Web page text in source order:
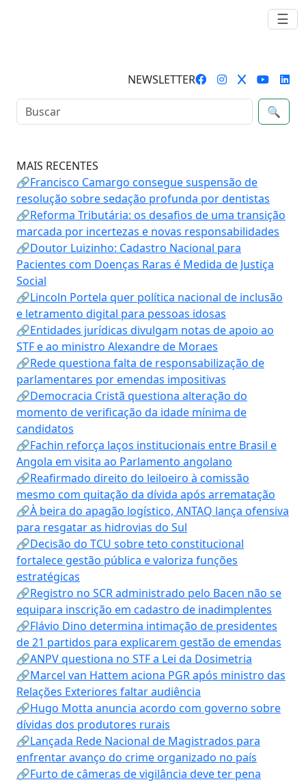
☰
NEWSLETTER
🔍
MAIS RECENTES
🔗Francisco Camargo consegue suspensão de
resolução sobre sedação profunda por dentistas
🔗Reforma Tributária: os desafios de uma transição
marcada por incertezas e novas responsabilidades
🔗Doutor Luizinho: Cadastro Nacional para
Pacientes com Doenças Raras é Medida de Justiça
Social
🔗Lincoln Portela quer política nacional de inclusão
e letramento digital para pessoas idosas
🔗Entidades jurídicas divulgam notas de apoio ao
STF e ao ministro Alexandre de Moraes
🔗Rede questiona falta de responsabilização de
parlamentares por emendas impositivas
🔗Democracia Cristã questiona alteração do
momento de verificação da idade mínima de
candidatos
🔗Fachin reforça laços institucionais entre Brasil e
Angola em visita ao Parlamento angolano
🔗Reafirmado direito do leiloeiro à comissão
mesmo com quitação da dívida após arrematação
🔗À beira do apagão logístico, ANTAQ lança ofensiva
para resgatar as hidrovias do Sul
🔗Decisão do TCU sobre teto constitucional
fortalece gestão pública e valoriza funções
estratégicas
🔗Registro no SCR administrado pelo Bacen não se
equipara inscrição em cadastro de inadimplentes
🔗Flávio Dino determina intimação de presidentes
de 21 partidos para explicarem gestão de emendas
🔗ANPV questiona no STF a Lei da Dosimetria
🔗Marcel van Hattem aciona PGR após ministro das
Relações Exteriores faltar audiência
🔗Hugo Motta anuncia acordo com governo sobre
dívidas dos produtores rurais
🔗Lançada Rede Nacional de Magistrados para
enfrentar avanço do crime organizado no país
🔗Furto de câmeras de vigilância deve ter pena